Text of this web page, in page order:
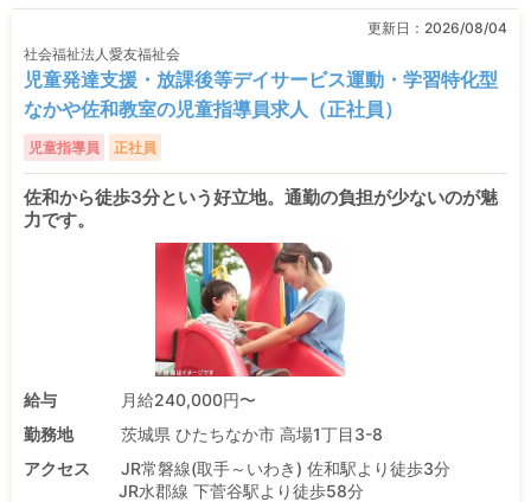
更新日： 2026/08/04
社会福祉法人愛友福祉会
児童発達支援・放課後等デイサービス運動・学習特化型
なかや佐和教室の児童指導員求人（正社員）
児童指導員 正社員
佐和から徒歩3分という好立地。通勤の負担が少ないのが魅
力です。
給与
月給240,000円〜
勤務地
茨城県 ひたちなか市 高場1丁目3-8
アクセス
JR常磐線(取手～いわき) 佐和駅より徒歩3分
JR水郡線 下菅谷駅より徒歩58分